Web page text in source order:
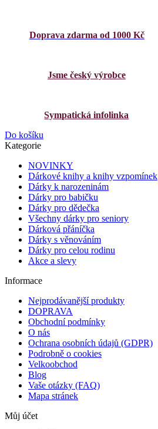
Doprava zdarma od 1000 Kč
Jsme český výrobce
Sympatická infolinka
Do košíku
Kategorie
NOVINKY
Dárkové knihy a knihy vzpomínek
Dárky k narozeninám
Dárky pro babičku
Dárky pro dědečka
Všechny dárky pro seniory
Dárková přáníčka
Dárky s věnováním
Dárky pro celou rodinu
Akce a slevy
Informace
Nejprodávanější produkty
DOPRAVA
Obchodní podmínky
O nás
Ochrana osobních údajů (GDPR)
Podrobně o cookies
Velkoobchod
Blog
Vaše otázky (FAQ)
Mapa stránek
Můj účet